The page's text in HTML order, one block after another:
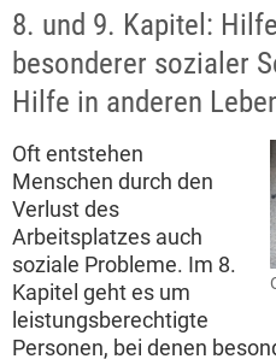
8. und 9. Kapitel:
besonderer sozialer
Hilfe in anderen
Oft entstehen
Menschen durch den
Verlust des
Arbeitsplatzes auch
soziale Probleme. Im 8.
Kapitel geht es um
leistungsberechtigte
Personen, bei denen